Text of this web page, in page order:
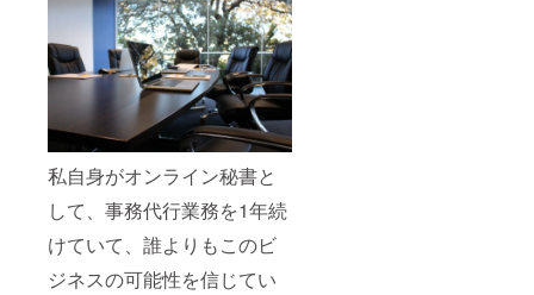
私自身がオンライン秘書と
して、事務代行業務を1年続
けていて、誰よりもこのビ
ジネスの可能性を信じてい